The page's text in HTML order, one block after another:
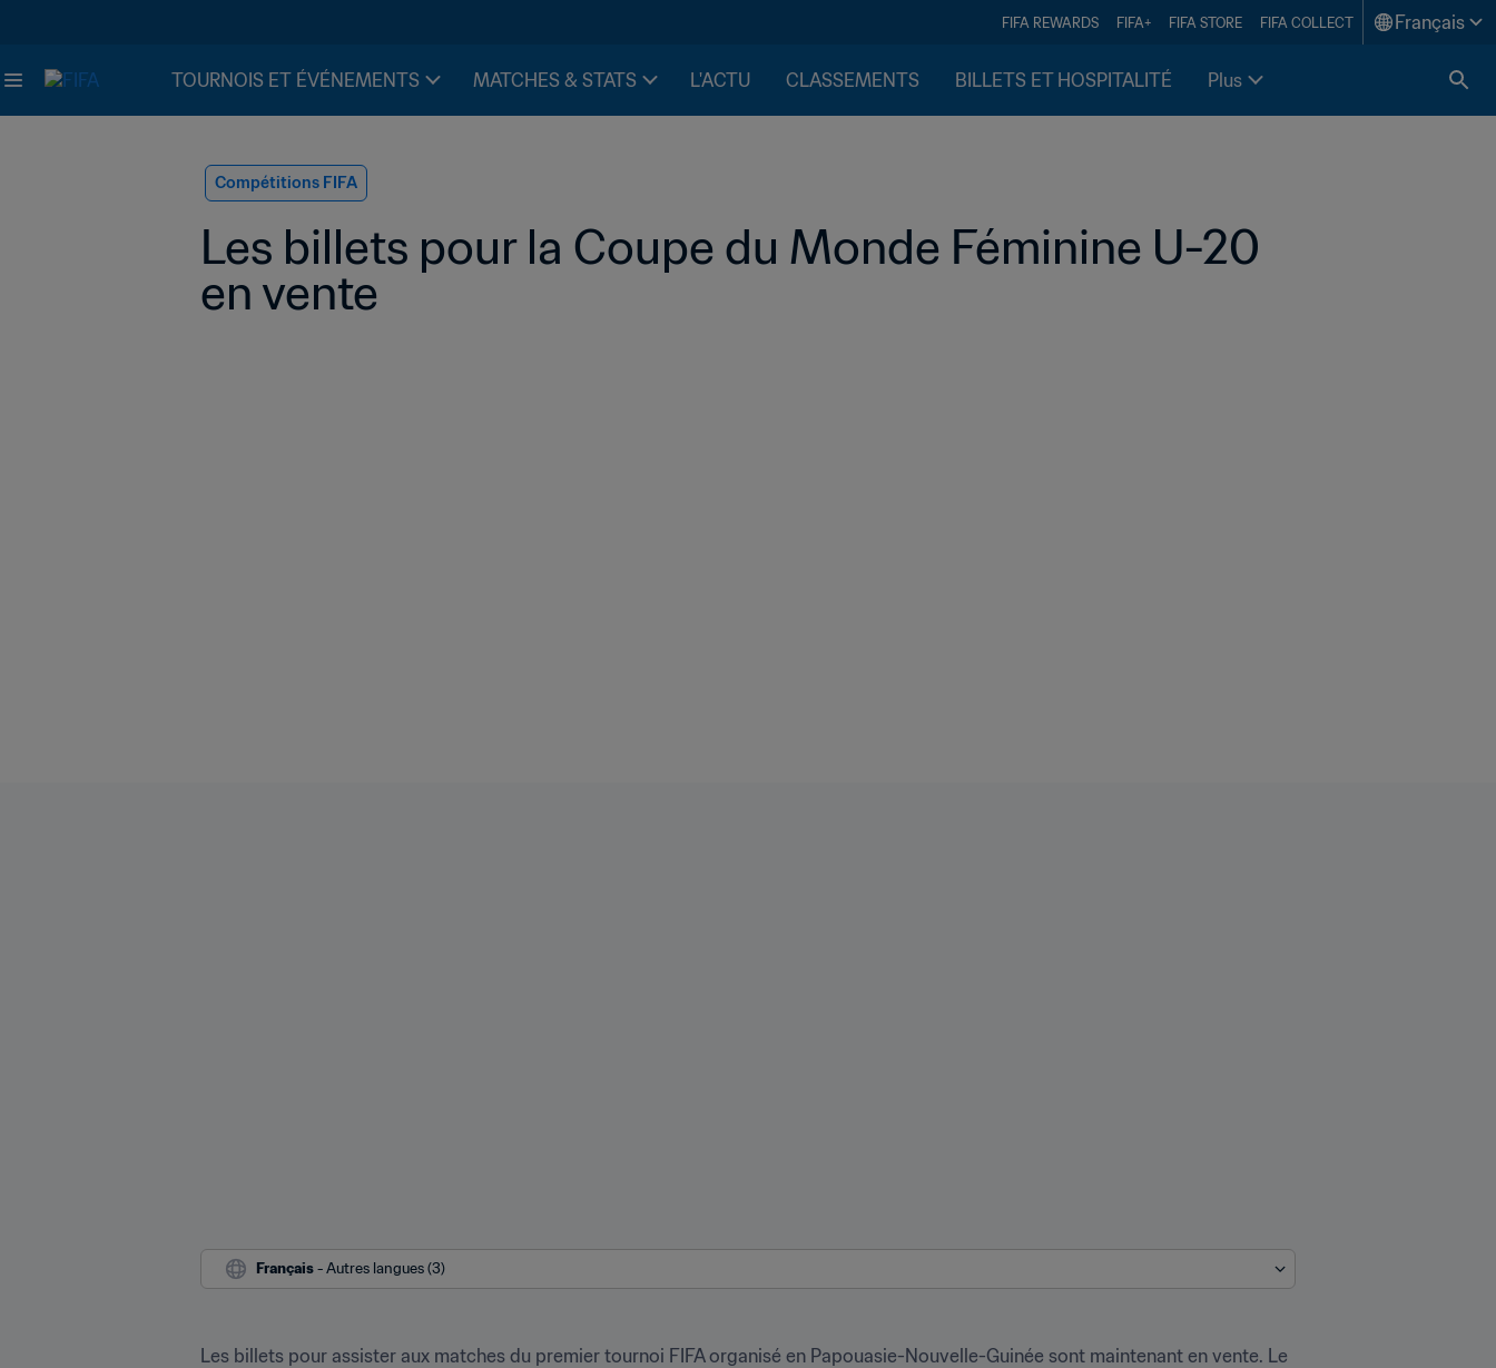
FIFA REWARDS FIFA+ FIFA STORE FIFA COLLECT Français
TOURNOIS ET ÉVÉNEMENTS MATCHES & STATS L'ACTU CLASSEMENTS BILLETS ET HOSPITALITÉ Plus
Compétitions FIFA
Les billets pour la Coupe du Monde Féminine U-20
en vente
Français - Autres langues (3)
Les billets pour assister aux matches du premier tournoi FIFA organisé en Papouasie-Nouvelle-Guinée sont maintenant en vente. Le